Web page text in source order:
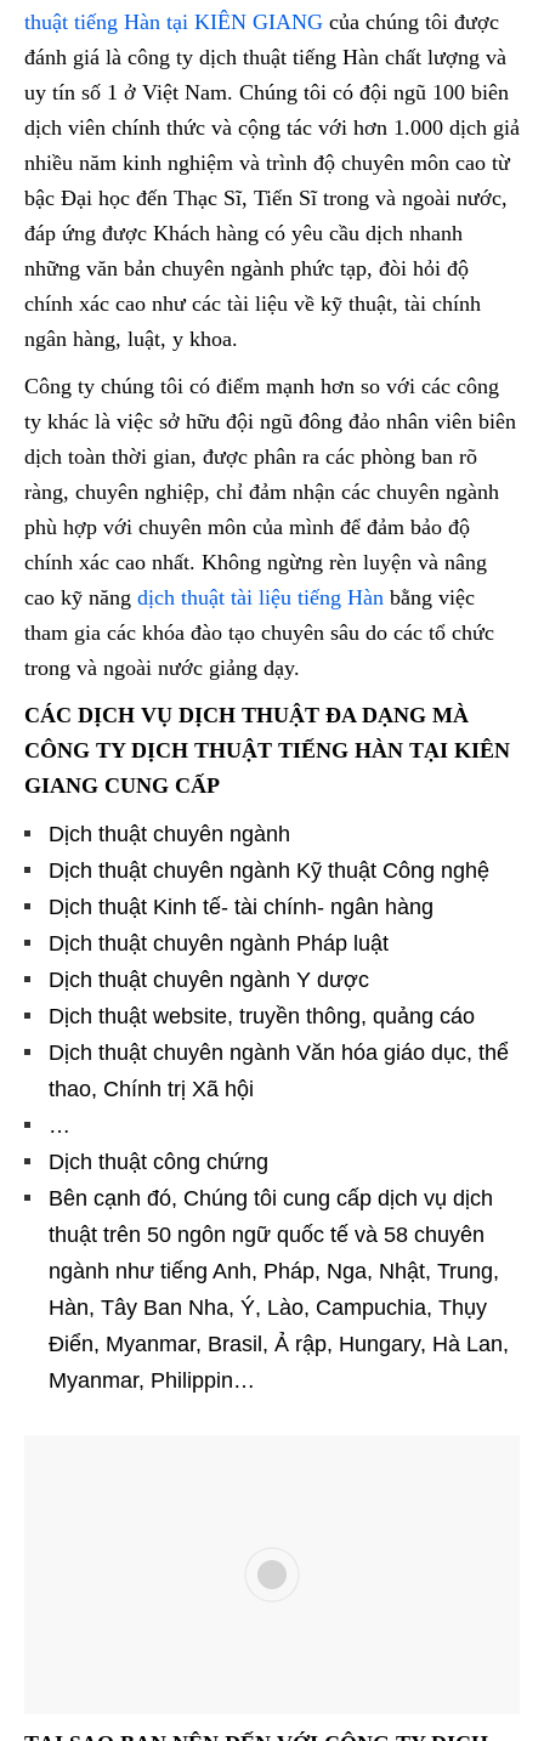
thuật tiếng Hàn tại KIÊN GIANG của chúng tôi được
đánh giá là công ty dịch thuật tiếng Hàn chất lượng và
uy tín số 1 ở Việt Nam. Chúng tôi có đội ngũ 100 biên
dịch viên chính thức và cộng tác với hơn 1.000 dịch giả
nhiều năm kinh nghiệm và trình độ chuyên môn cao từ
bậc Đại học đến Thạc Sĩ, Tiến Sĩ trong và ngoài nước,
đáp ứng được Khách hàng có yêu cầu dịch nhanh
những văn bản chuyên ngành phức tạp, đòi hỏi độ
chính xác cao như các tài liệu về kỹ thuật, tài chính
ngân hàng, luật, y khoa.
Công ty chúng tôi có điểm mạnh hơn so với các công
ty khác là việc sở hữu đội ngũ đông đảo nhân viên biên
dịch toàn thời gian, được phân ra các phòng ban rõ
ràng, chuyên nghiệp, chỉ đảm nhận các chuyên ngành
phù hợp với chuyên môn của mình để đảm bảo độ
chính xác cao nhất. Không ngừng rèn luyện và nâng
cao kỹ năng dịch thuật tài liệu tiếng Hàn bằng việc
tham gia các khóa đào tạo chuyên sâu do các tổ chức
trong và ngoài nước giảng dạy.
CÁC DỊCH VỤ DỊCH THUẬT ĐA DẠNG MÀ
CÔNG TY DỊCH THUẬT TIẾNG HÀN TẠI KIÊN
GIANG CUNG CẤP
Dịch thuật chuyên ngành
Dịch thuật chuyên ngành Kỹ thuật Công nghệ
Dịch thuật Kinh tế- tài chính- ngân hàng
Dịch thuật chuyên ngành Pháp luật
Dịch thuật chuyên ngành Y dược
Dịch thuật website, truyền thông, quảng cáo
Dịch thuật chuyên ngành Văn hóa giáo dục, thể
thao, Chính trị Xã hội
…
Dịch thuật công chứng
Bên cạnh đó, Chúng tôi cung cấp dịch vụ dịch
thuật trên 50 ngôn ngữ quốc tế và 58 chuyên
ngành như tiếng Anh, Pháp, Nga, Nhật, Trung,
Hàn, Tây Ban Nha, Ý, Lào, Campuchia, Thụy
Điển, Myanmar, Brasil, Ả rập, Hungary, Hà Lan,
Myanmar, Philippin…